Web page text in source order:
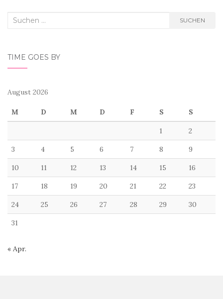
Suchen
SUCHEN
TIME GOES BY
August 2026
M D M D F S S
1 2
3 4 5 6 7 8 9
10 11 12 13 14 15 16
17 18 19 20 21 22 23
24 25 26 27 28 29 30
31
« Apr.